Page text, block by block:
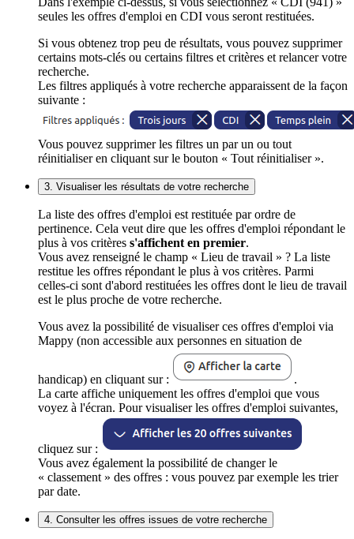
seules les offres d'emploi en CDI vous seront restituées.
Si vous obtenez trop peu de résultats, vous pouvez supprimer
certains mots-clés ou certains filtres et critères et relancer votre
recherche.
Les filtres appliqués à votre recherche apparaissent de la façon
suivante :
Vous pouvez supprimer les filtres un par un ou tout
réinitialiser en cliquant sur le bouton « Tout réinitialiser ».
3. Visualiser les résultats de votre recherche
La liste des offres d'emploi est restituée par ordre de
pertinence. Cela veut dire que les offres d'emploi répondant le
plus à vos critères s'affichent en premier.
Vous avez renseigné le champ « Lieu de travail » ? La liste
restitue les offres répondant le plus à vos critères. Parmi
celles-ci sont d'abord restituées les offres dont le lieu de travail
est le plus proche de votre recherche.
Vous avez la possibilité de visualiser ces offres d'emploi via
Mappy (non accessible aux personnes en situation de
handicap) en cliquant sur :
.
La carte affiche uniquement les offres d'emploi que vous
voyez à l'écran. Pour visualiser les offres d'emploi suivantes,
cliquez sur :
Vous avez également la possibilité de changer le
« classement » des offres : vous pouvez par exemple les trier
par date.
4. Consulter les offres issues de votre recherche